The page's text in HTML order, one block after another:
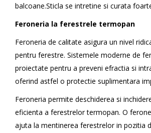
balcoane.Sticla se intretine si curata
Feroneria la ferestrele termopan
Feroneria de calitate asigura un nivel
pentru ferestre. Sistemele moderne de
proiectate pentru a preveni efractia si
oferind astfel o protectie suplimentara
Feroneria permite deschiderea si
eficienta a ferestrelor termopan. O
ajuta la mentinerea ferestrelor in pozitia